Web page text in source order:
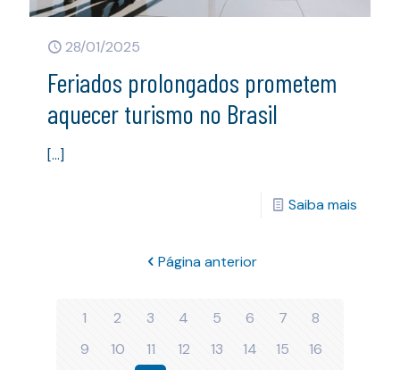
28/01/2025
Feriados prolongados prometem
aquecer turismo no Brasil
[…]
Saiba mais
Página anterior
1 2 3 4 5 6 7
8
9
10 11 12 13 14 15
16